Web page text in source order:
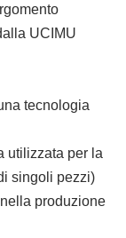
UCIMU
tecnologia
utilizzata per la
singoli pezzi)
produzione